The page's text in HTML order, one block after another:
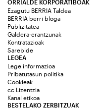
ORRIALDE KORPORATIBOAK
Ezagutu BERRIA Taldea
BERRIA berri bloga
Publizitatea
Galdera-erantzunak
Kontratazioak
Sarebide
LEGEA
Lege informazioa
Pribatutasun politika
Cookieak
cc Lizentzia
Kanal etikoa
BESTELAKO ZERBITZUAK